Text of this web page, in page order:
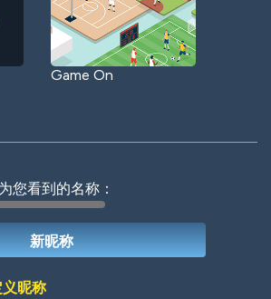
Game On
Jungle Cats
您看到的名称：
昵称